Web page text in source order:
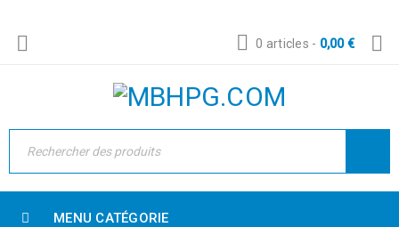
0 articles - 0,00€
MENU CATÉGORIE